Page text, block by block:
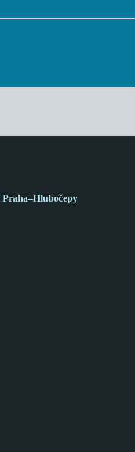
Praha–Hlubočepy